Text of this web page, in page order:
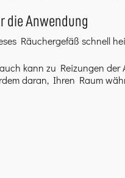
die Anwendung
Räuchergefäß schnell
kann zu Reizungen
daran, Ihren Raum